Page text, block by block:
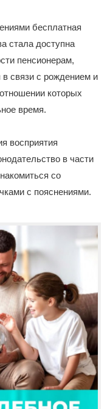
бесплатная
стала доступна
пенсионерам,
связи с рождением и
которых
время.
восприятия
в части
со
с пояснениями.